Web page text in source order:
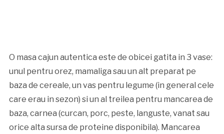
O masa cajun autentica este de obicei gatita in 3 vase:
unul pentru orez, mamaliga sau un alt preparat pe
baza de cereale, un vas pentru legume (in general cele
care erau in sezon) si un al treilea pentru mancarea de
baza, carnea (curcan, porc, peste, languste, vanat sau
orice alta sursa de proteine disponibila). Mancarea